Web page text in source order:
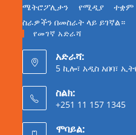
ሜትሮፖሊታን የሚዲያ
ስራዎችን በመስራት ላይ ይገኛል።
የመገኛ አድራሻ
አድራሻ:
5 ኪሎ፣ አዲስ አበባ፣
ስልክ:
+251 11 157 1345
ሞባይል: